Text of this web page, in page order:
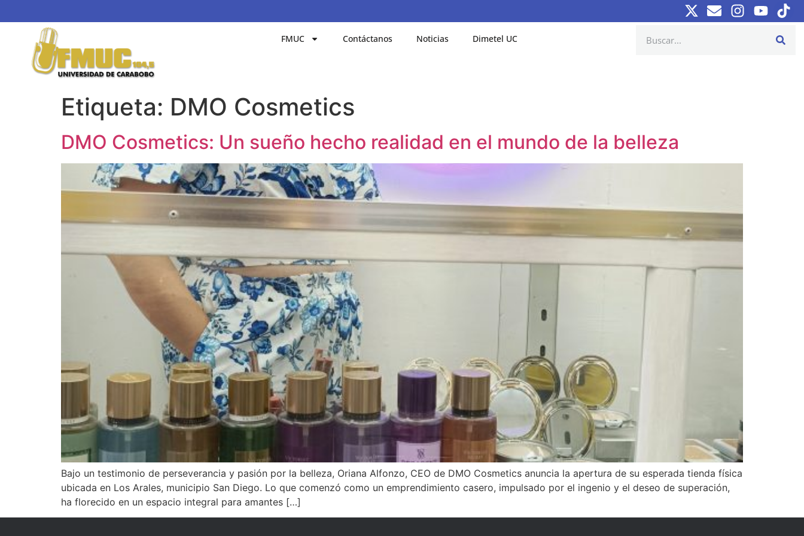
FMUC Contáctanos Noticias Dimetel UC
Etiqueta: DMO Cosmetics
DMO Cosmetics: Un sueño hecho realidad en el mundo de la belleza
Bajo un testimonio de perseverancia y pasión por la belleza, Oriana Alfonzo, CEO de DMO Cosmetics anuncia la apertura de su esperada tienda física
ubicada en Los Arales, municipio San Diego. Lo que comenzó como un emprendimiento casero, impulsado por el ingenio y el deseo de superación,
ha florecido en un espacio integral para amantes […]